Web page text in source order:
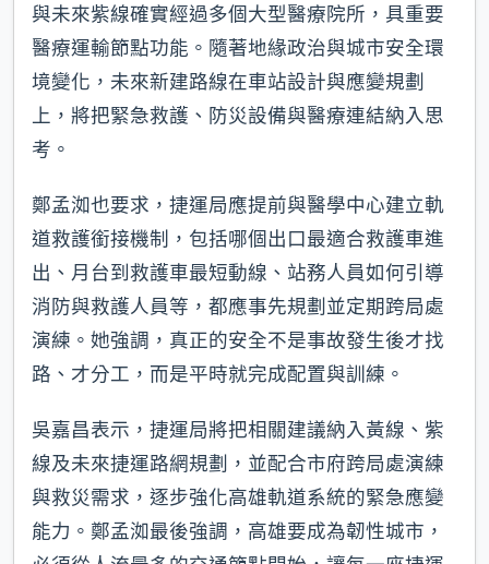
與未來紫線確實經過多個大型醫療院所，具重要
醫療運輸節點功能。隨著地緣政治與城市安全環
境變化，未來新建路線在車站設計與應變規劃
上，將把緊急救護、防災設備與醫療連結納入思
考。
鄭孟洳也要求，捷運局應提前與醫學中心建立軌
道救護銜接機制，包括哪個出口最適合救護車進
出、月台到救護車最短動線、站務人員如何引導
消防與救護人員等，都應事先規劃並定期跨局處
演練。她強調，真正的安全不是事故發生後才找
路、才分工，而是平時就完成配置與訓練。
吳嘉昌表示，捷運局將把相關建議納入黃線、紫
線及未來捷運路網規劃，並配合市府跨局處演練
與救災需求，逐步強化高雄軌道系統的緊急應變
能力。鄭孟洳最後強調，高雄要成為韌性城市，